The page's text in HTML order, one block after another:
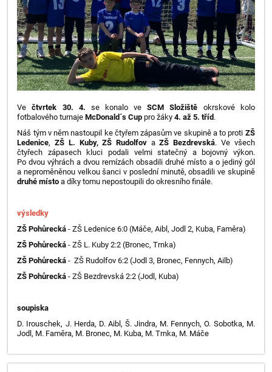
Večtvrtek 30. 4. se konalo veSCM Složiště okrskové kolo
fotbalového turnaje McDonald´s Cup pro žáky 4. až 5. tříd .
Náš tým v něm nastoupil ke čtyřem zápasům ve skupině a to proti ZŠ
Ledenice,ZŠ L. Kuby,ZŠ Rudolfov aZŠ Bezdrevská. Ve všech
čtyřech zápasech kluci podali velmi statečný a bojovný výkon.
Po dvou výhrách a dvou remízách obsadili druhé místo a o jediný gól
a neproměněnou velkou šanci v poslední minutě, obsadili ve skupině
druhé místo a díky tomu nepostoupili do okresního finále.
výsledky
ZŠ Pohůrecká - ZŠ Ledenice 6:0 (Máče, Aibl, Jodl 2, Kuba, Faměra)
ZŠ Pohůrecká - ZŠ L. Kuby 2:2 (Bronec, Trnka)
ZŠ Pohůrecká - ZŠ Rudolfov 6:2 (Jodl 3, Bronec, Fennych, Ailb)
ZŠ Pohůrecká - ZŠ Bezdrevská 2:2 (Jodl, Kuba)
soupiska
D. Irouschek, J. Herda, D. Aibl, Š. Jindra, M. Fennych, O. Sobotka, M.
Jodl, M. Faměra, M. Bronec, M. Kuba, M. Trnka, M. Máče